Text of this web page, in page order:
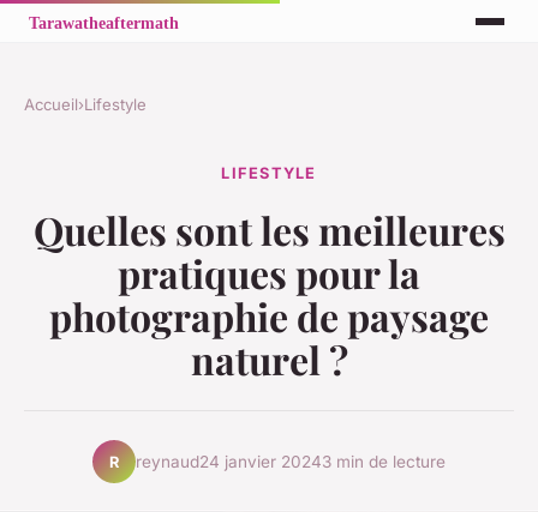
Accueil›Lifestyle
LIFESTYLE
Quelles sont les meilleures
pratiques pour la
photographie de paysage
naturel ?
R reynaud24 janvier 20243 min de lecture